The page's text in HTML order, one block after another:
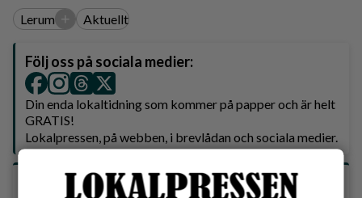
Lerum + Aktuellt
Följ oss på sociala medier:
Din enda lokaltidning som kommer på papper och är helt
GRATIS!
Lokalpressen, på webben, i brevlådan och sociala medier.
Vilket parti skulle du rösta på om det var val